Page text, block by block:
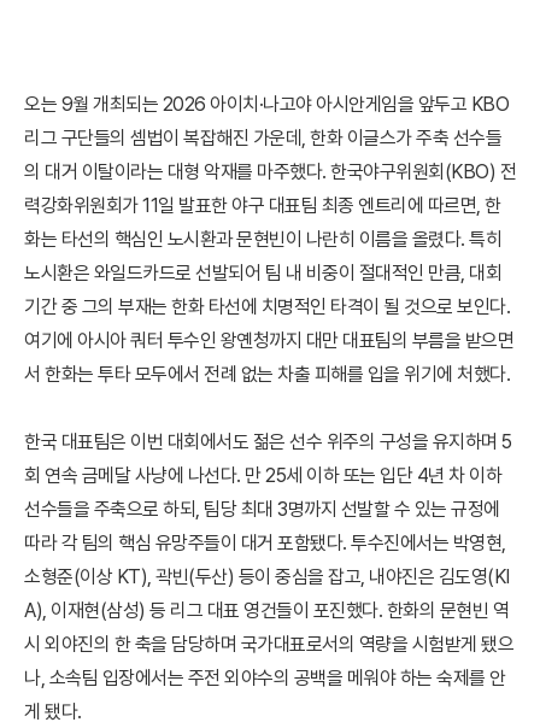
오는 9월 개최되는 2026 아이치·나고야 아시안게임을 앞두고 KBO
리그 구단들의 셈법이 복잡해진 가운데, 한화 이글스가 주축 선수들
의 대거 이탈이라는 대형 악재를 마주했다. 한국야구위원회(KBO) 전
력강화위원회가 11일 발표한 야구 대표팀 최종 엔트리에 따르면, 한
화는 타선의 핵심인 노시환과 문현빈이 나란히 이름을 올렸다. 특히
노시환은 와일드카드로 선발되어 팀 내 비중이 절대적인 만큼, 대회
기간 중 그의 부재는 한화 타선에 치명적인 타격이 될 것으로 보인다.
여기에 아시아 쿼터 투수인 왕옌청까지 대만 대표팀의 부름을 받으면
서 한화는 투타 모두에서 전례 없는 차출 피해를 입을 위기에 처했다.
한국 대표팀은 이번 대회에서도 젊은 선수 위주의 구성을 유지하며 5
회 연속 금메달 사냥에 나선다. 만 25세 이하 또는 입단 4년 차 이하
선수들을 주축으로 하되, 팀당 최대 3명까지 선발할 수 있는 규정에
따라 각 팀의 핵심 유망주들이 대거 포함됐다. 투수진에서는 박영현,
소형준(이상 KT), 곽빈(두산) 등이 중심을 잡고, 내야진은 김도영(KI
A), 이재현(삼성) 등 리그 대표 영건들이 포진했다. 한화의 문현빈 역
시 외야진의 한 축을 담당하며 국가대표로서의 역량을 시험받게 됐으
나, 소속팀 입장에서는 주전 외야수의 공백을 메워야 하는 숙제를 안
게 됐다.